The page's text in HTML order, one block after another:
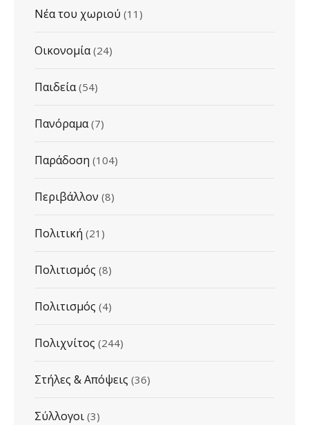
Νέα του χωριού (11)
Οικονομία(24)
Παιδεία(54)
Πανόραμα(7)
Παράδοση (104)
Περιβάλλον (8)
Πολιτική (21)
Πολιτισμός (8)
Πολιτισμός (4)
Πολιχνίτος (244)
Στήλες & Απόψεις (36)
Σύλλογοι (3)